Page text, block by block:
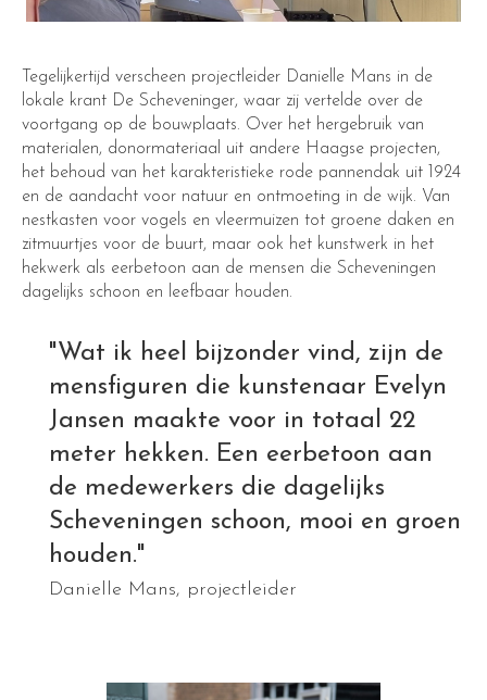
Tegelijkertijd verscheen projectleider Danielle Mans in de
lokale krant De Scheveninger, waar zij vertelde over de
voortgang op de bouwplaats. Over het hergebruik van
materialen, donormateriaal uit andere Haagse projecten,
het behoud van het karakteristieke rode pannendak uit 1924
en de aandacht voor natuur en ontmoeting in de wijk. Van
nestkasten voor vogels en vleermuizen tot groene daken en
zitmuurtjes voor de buurt, maar ook het kunstwerk in het
hekwerk als eerbetoon aan de mensen die Scheveningen
dagelijks schoon en leefbaar houden.
"Wat ik heel bijzonder vind, zijn de
mensfiguren die kunstenaar Evelyn
Jansen maakte voor in totaal 22
meter hekken. Een eerbetoon aan
de medewerkers die dagelijks
Scheveningen schoon, mooi en groen
houden."
Danielle Mans, projectleider